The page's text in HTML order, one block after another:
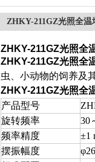
ZHKY-211GZ光照全温
ZHKY-211GZ光照全
ZHKY-211GZ光照全
虫、小动物的饲养及
ZHKY-211GZ光照全
产品型号
旋转频率
30
频率精度
±1
摆振幅度